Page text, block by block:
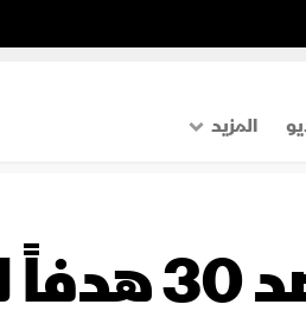
المزيد
اقتصاد
الجيش الأميركي